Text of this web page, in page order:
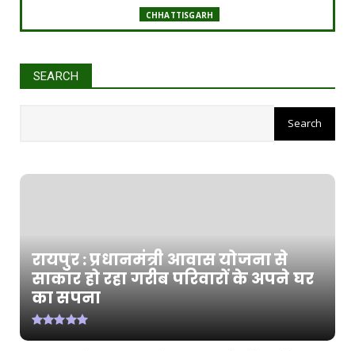
CHHATTISGARH
रायपुर : छत्तीसगढ़ में अमानक पनीर और डेयरी
CHHATTISGARH
CHHATTISGARH
रायपुर : राजस्व मामलों में देरी बर्दाश्त नहीं, समय पर
CHHATTISGARH
SEARCH
रायपुर : प्रधानमंत्री आवास योजना से
साकार हो रहा गरीब परिवारों के अपने घर
का सपना